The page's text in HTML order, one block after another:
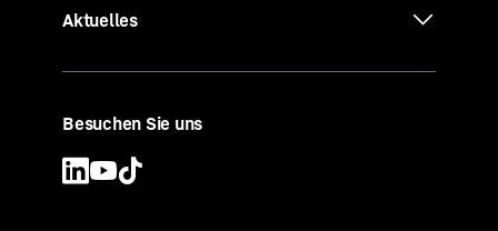
Aktuelles
Besuchen Sie uns